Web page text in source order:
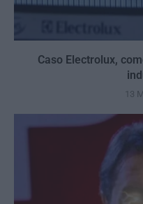
Caso Electrolux,
13